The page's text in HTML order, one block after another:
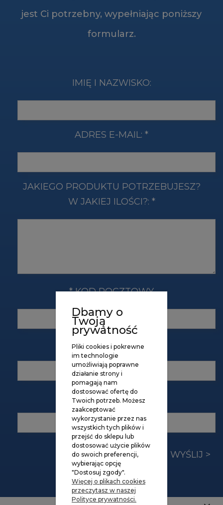
jest Ci potrzebny, wypełniając poniższy
formularz.
IMIĘ I NAZWISKO:
ADRES E-MAIL: *
JAKIEGO PRODUKTU POTRZEBUJESZ?
W JAKIEJ ILOŚCI?: *
*KOD POCZTOWY
*NR TEL.
*NIP
*- Pole wymagane
WYŚLIJ >
Dbamy o
Twoją
prywatność
Pliki cookies i pokrewne
im technologie
umożliwiają poprawne
działanie strony i
pomagają nam
dostosować ofertę do
Twoich potrzeb. Możesz
zaakceptować
wykorzystanie przez nas
wszystkich tych plików i
przejść do sklepu lub
dostosować użycie plików
do swoich preferencji,
wybierając opcję
"Dostosuj zgody".
Więcej o plikach cookies
przeczytasz w naszej
Polityce prywatności.